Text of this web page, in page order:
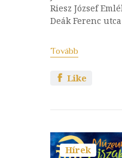
Riesz József
Deák Ferenc
Tovább
Like
Hírek